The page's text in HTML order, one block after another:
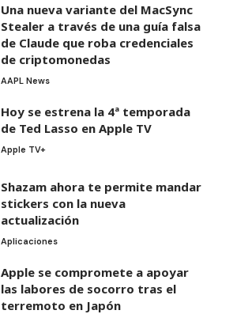
Una nueva variante del MacSync
Stealer a través de una guía falsa
de Claude que roba credenciales
de criptomonedas
AAPL News
Hoy se estrena la 4ª temporada
de Ted Lasso en Apple TV
Apple TV+
Shazam ahora te permite mandar
stickers con la nueva
actualización
Aplicaciones
Apple se compromete a apoyar
las labores de socorro tras el
terremoto en Japón